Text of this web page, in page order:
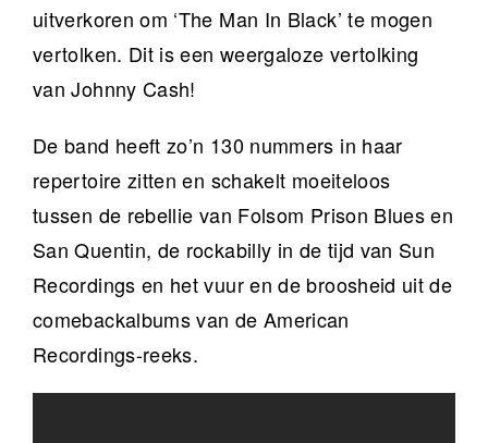
uitverkoren om ‘The Man In Black’ te mogen
vertolken. Dit is een weergaloze vertolking
van Johnny Cash!
De band heeft zo’n 130 nummers in haar
repertoire zitten en schakelt moeiteloos
tussen de rebellie van Folsom Prison Blues en
San Quentin, de rockabilly in de tijd van Sun
Recordings en het vuur en de broosheid uit de
comebackalbums van de American
Recordings-reeks.